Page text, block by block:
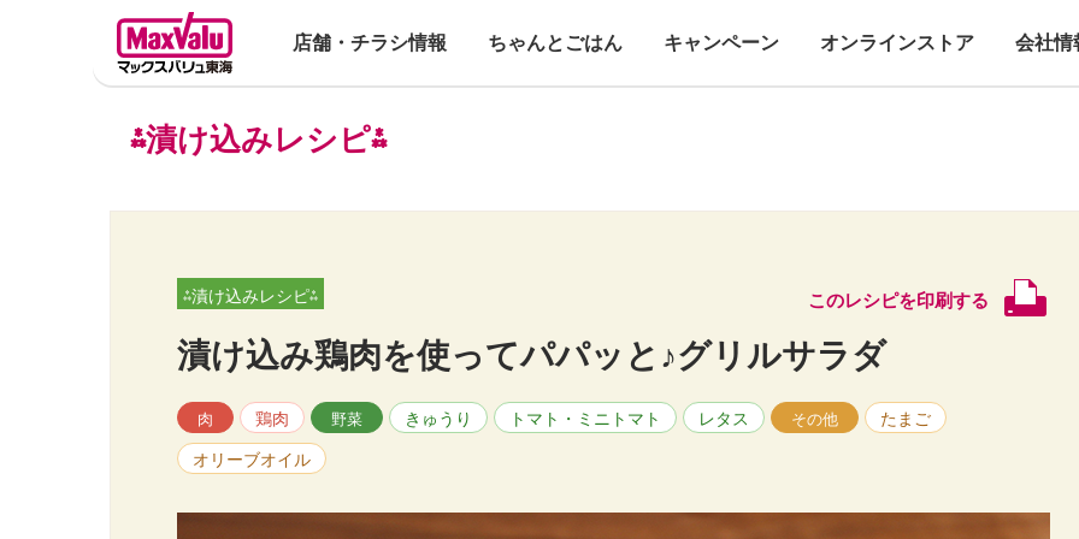
店舗・チラシ情報 ちゃんとごはん キャンペーン オンラインストア 会社情
⁂漬け込みレシピ⁂
⁂漬け込みレシピ⁂ このレシピを印刷する
漬け込み鶏肉を使ってパパッと♪グリルサラダ
肉 鶏肉 野菜 きゅうり トマト・ミニトマト レタス その他 たまご
オリーブオイル